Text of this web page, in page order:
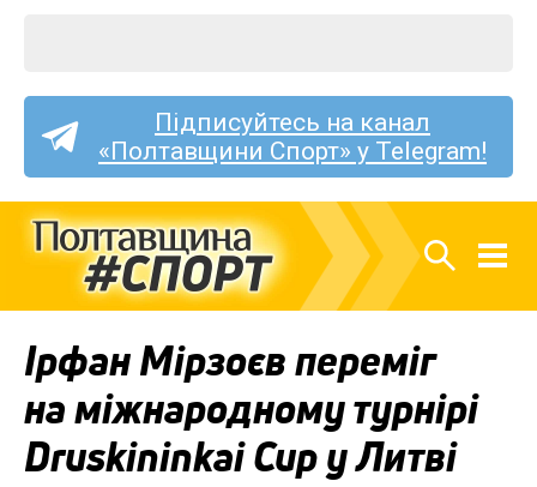
Підписуйтесь на канал
«Полтавщини Спорт» у Telegram!
Ірфан Мірзоєв переміг
на міжнародному турнірі
Druskininkai Cup у Литві